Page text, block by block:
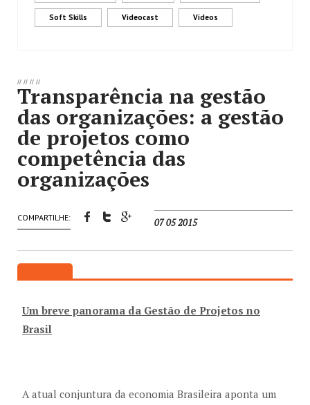
Soft Skills Videocast Vídeos
// // // //
Transparência na gestão
das organizações: a gestão
de projetos como
competência das
organizações
07 05 2015
COMPARTILHE:
Um breve panorama da Gestão de Projetos no
Brasil
A atual conjuntura da economia Brasileira aponta um